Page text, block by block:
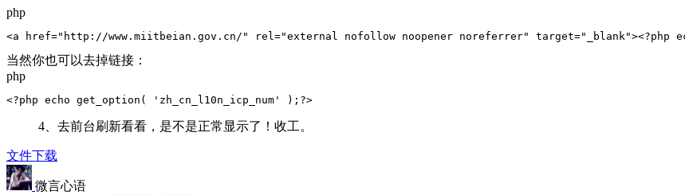
php
<a href="http://www.miitbeian.gov.cn/" rel="external nofollow noopener noreferrer" target="_blank"><?php
当然你也可以去掉链接：
php
<?php echo get_option( 'zh_cn_l10n_icp_num' );?>
4、去前台刷新看看，是不是正常显示了！收工。
文件下载
微言心语